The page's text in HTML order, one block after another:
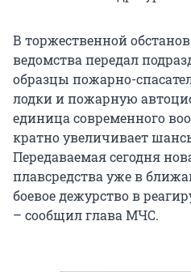
В торжественной
ведомства передал
образцы пожарно-
лодки и пожарную
единица современного
кратно увеличивает
Передаваемая сегодня
плавсредства уже в
боевое дежурство в
– сообщил глава МЧС.